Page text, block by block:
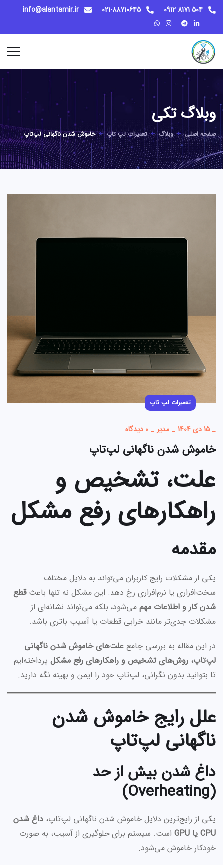
021-88710645
وبلاگ تکی
صفحه اصلی وبلاگ تعمیرات لپ تاپ خاموش شدن ناگهانی لپ‌تاپ
تعمیرات لپ تاپ
_15 دی 1404 _ مدیر _ 0 دیدگاه
خاموش شدن ناگهانی لپ‌تاپ
علت، تشخیص و
راهکارهای رفع مشکل
مقدمه
یکی از مشکلات رایج کاربران می‌تواند به دلایل مختلف
سخت‌افزاری یا نرم‌افزاری رخ دهد. این مشکل نه تنها باعثقطع
شدن کار و اطلاعات مهم می‌شود، بلکه می‌تواند نشانه‌ای از
مشکلات جدی‌تر مانند خرابی قطعات یا آسیب باتری باشد.
در این مقاله به بررسی جامع علت‌های خاموش شدن ناگهانی
لپ‌تاپ، روش‌های تشخیص و راهکارهای رفع مشکل پرداخته‌ایم
تا بتوانید بدون نگرانی، لپ‌تاپ خود را ایمن و بهینه نگه دارید.
علل رایج خاموش شدن
ناگهانی لپ‌تاپ
داغ شدن بیش از حد
(Overheating)
یکی از رایج‌ترین دلایل خاموش شدن ناگهانی لپ‌تاپ، داغ شدن
CPU یا GPU
است. سیستم برای جلوگیری از آسیب، به صورت
خودکار خاموش می‌شود.